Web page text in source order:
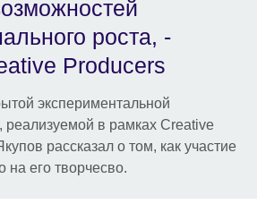
роста, -
Producers
экспериментальной
в рамках Creative
рассказал о том, как участие
на его творчесво.